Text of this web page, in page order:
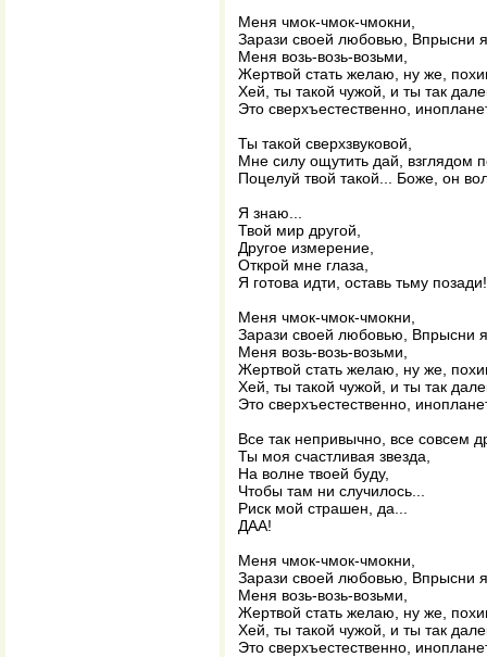
Меня чмок-чмок-чмокни,
Зарази своей любовью, Впрысни
Меня возь-возь-возьми,
Жертвой стать желаю, ну же,
Хей, ты такой чужой, и ты так
Это сверхъестественно,
Ты такой сверхзвуковой,
Мне силу ощутить дай, взглядом
Поцелуй твой такой... Боже, он
Я знаю...
Твой мир другой,
Другое измерение,
Открой мне глаза,
Я готова идти, оставь тьму позади!
Меня чмок-чмок-чмокни,
Зарази своей любовью, Впрысни
Меня возь-возь-возьми,
Жертвой стать желаю, ну же,
Хей, ты такой чужой, и ты так
Это сверхъестественно,
Все так непривычно, все совсем
Ты моя счастливая звезда,
На волне твоей буду,
Чтобы там ни случилось...
Риск мой страшен, да...
ДАА!
Меня чмок-чмок-чмокни,
Зарази своей любовью, Впрысни
Меня возь-возь-возьми,
Жертвой стать желаю, ну же,
Хей, ты такой чужой, и ты так
Это сверхъестественно,